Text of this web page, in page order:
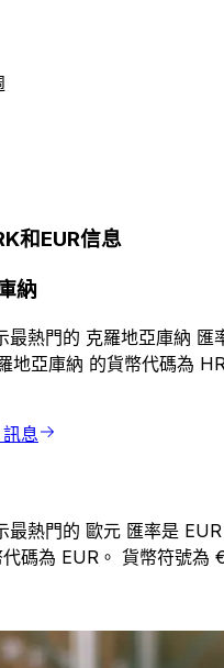
和EUR信息
納
最熱門的 克羅地亞庫納 匯
地亞庫納 的貨幣代碼為
息
最熱門的 歐元 匯率是
碼為 EUR。 貨幣符號為